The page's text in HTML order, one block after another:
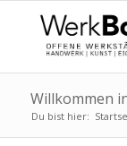
Willkommen
Du bist hier: